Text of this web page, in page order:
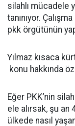
silahlı mücadele
tanınıyor.
pkk örgütünün
Yılmaz kısaca
konu hakkında
Eğer PKK’nin
ele alırsak, şu an
ülkede nasıl